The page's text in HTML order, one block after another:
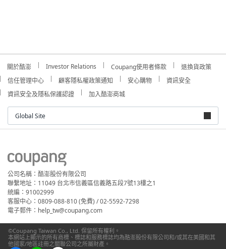
關於酷澎 Investor Relations Coupang使用者條款
退換貨政策
信任管理中心
顧客隱私權政策通知 安心購物
資訊安全
資訊安全及隱私保護認證
加入酷澎商城
Global Site
公司名稱：酷澎股份有限公司
聯繫地址：11049 台北市信義區信義路五段7號13樓之1
統編：91002999
客服中心：0809-088-810 (免費) / 02-5592-7298
電子郵件：help_tw@coupang.com
©Coupang Taiwan Co., Ltd. 保留所有權利。
本網站上顯示的所有商標、標誌和服務標誌均為酷澎股份有限公司和/或其在美國和其
他國家/地區註冊之關聯公司之所屬財產。